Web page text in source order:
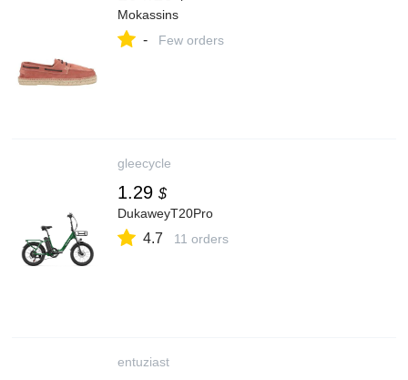
Mokassins
- Few orders
gleecycle
1.29 $
DukaweyT20Pro
4.7 11 orders
entuziast